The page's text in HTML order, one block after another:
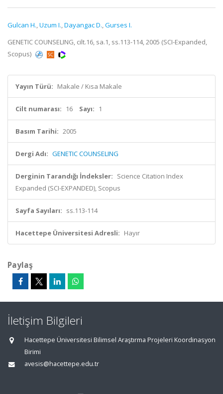
Gulcan H.,Uzum I.,Dayangac D.,Gurses I.
GENETIC COUNSELING, cilt.16, sa.1, ss.113-114, 2005 (SCI-Expanded,
Scopus)
Yayın Türü: Makale / Kısa Makale
Cilt numarası: 16 Sayı: 1
Basım Tarihi: 2005
Dergi Adı: GENETIC COUNSELING
Derginin Tarandığı İndeksler: Science Citation Index
Expanded (SCI-EXPANDED), Scopus
Sayfa Sayıları: ss.113-114
Hacettepe Üniversitesi Adresli: Hayır
Paylaş
İletişim Bilgileri
Hacettepe Üniversitesi Bilimsel Araştırma Projeleri Koordinasyon
Birimi
avesis@hacettepe.edu.tr